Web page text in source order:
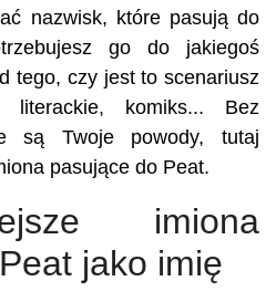
nazwisk, które pasują do
go do jakiegoś
tego, czy jest to scenariusz
literackie, komiks... Bez
są Twoje powody, tutaj
pasujące do Peat.
imiona
jako imię